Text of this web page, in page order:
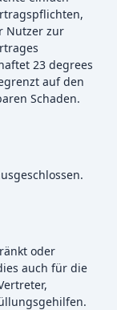
Nutzer zur
23 degrees
auf den
Schaden.
oder
auch für die